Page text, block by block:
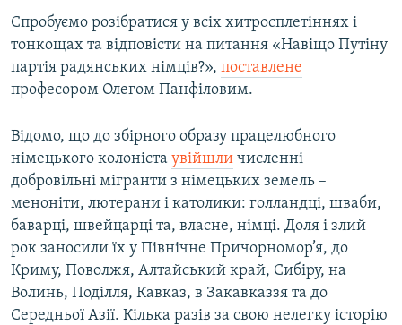
Спробуємо розібратися у всіх хитросплетіннях і
тонкощах та відповісти на питання «Навіщо Путіну
партія радянських німців?», поставлене
професором Олегом Панфіловим.
Відомо, що до збірного образу працелюбного
німецького колоніста увійшли численні
добровільні мігранти з німецьких земель –
меноніти, лютерани і католики: голландці, шваби,
баварці, швейцарці та, власне, німці. Доля і злий
рок заносили їх у Північне Причорномор’я, до
Криму, Поволжя, Алтайський край, Сибіру, на
Волинь, Поділля, Кавказ, в Закавказзя та до
Середньої Азії. Кілька разів за свою нелегку історію